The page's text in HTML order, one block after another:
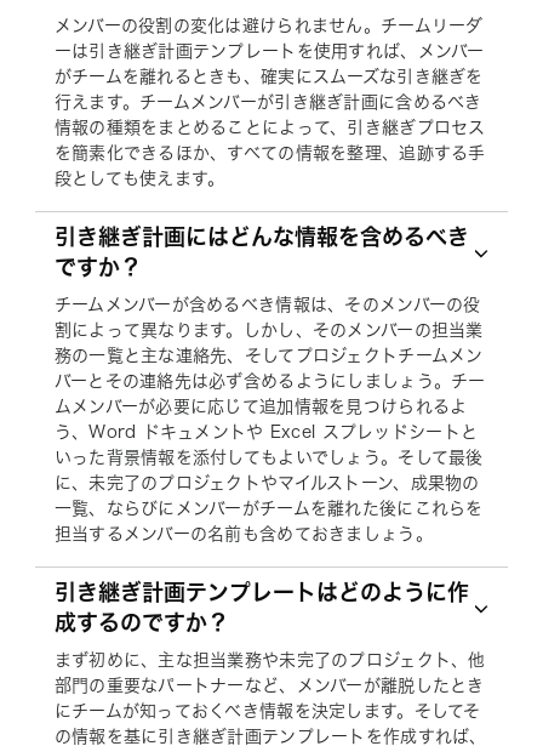
メンバーの役割の変化は避けられません。チームリーダ
ーは引き継ぎ計画テンプレートを使用すれば、メンバー
がチームを離れるときも、確実にスムーズな引き継ぎを
行えます。チームメンバーが引き継ぎ計画に含めるべき
情報の種類をまとめることによって、引き継ぎプロセス
を簡素化できるほか、すべての情報を整理、追跡する手
段としても使えます。
引き継ぎ計画にはどんな情報を含めるべき
ですか？
チームメンバーが含めるべき情報は、そのメンバーの役
割によって異なります。しかし、そのメンバーの担当業
務の一覧と主な連絡先、そしてプロジェクトチームメン
バーとその連絡先は必ず含めるようにしましょう。チー
ムメンバーが必要に応じて追加情報を見つけられるよ
う、Word ドキュメントや Excel スプレッドシートと
いった背景情報を添付してもよいでしょう。そして最後
に、未完了のプロジェクトやマイルストーン、成果物の
一覧、ならびにメンバーがチームを離れた後にこれらを
担当するメンバーの名前も含めておきましょう。
引き継ぎ計画テンプレートはどのように作
成するのですか？
まず初めに、主な担当業務や未完了のプロジェクト、他
部門の重要なパートナーなど、メンバーが離脱したとき
にチームが知っておくべき情報を決定します。そしてそ
の情報を基に引き継ぎ計画テンプレートを作成すれば、